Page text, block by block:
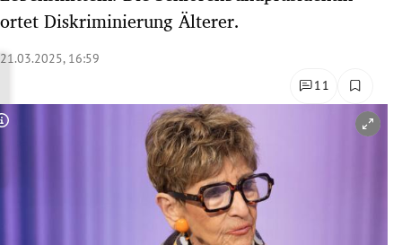
Untermenü
ortet Diskriminierung Älterer.
21.03.2025, 16:59
11
Copyright-Hinweis öffnen/schließen